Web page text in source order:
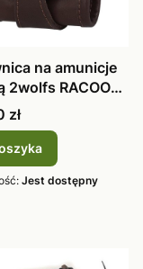
na amunicje
2wolfs RACOON
zł
Jest dostępny